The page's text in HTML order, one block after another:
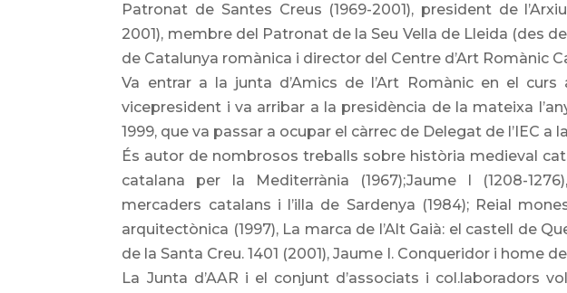
Patronat de Santes Creus (1969-2001), president de
2001), membre del Patronat de la Seu Vella de Lleida (des
de Catalunya romànica i director del Centre d’Art Romànic
Va entrar a la junta d’Amics de l’Art Romànic en el
vicepresident i va arribar a la presidència de la mateixa
1999, que va passar a ocupar el càrrec de Delegat de l’IEC a
És autor de nombrosos treballs sobre història medieval
catalana per la Mediterrània (1967);Jaume I (1208-
mercaders catalans i l’illa de Sardenya (1984); Reial
arquitectònica (1997), La marca de l’Alt Gaià: el castell de
de la Santa Creu. 1401 (2001), Jaume I. Conqueridor i home
La Junta d’AAR i el conjunt d’associats i col.laboradors